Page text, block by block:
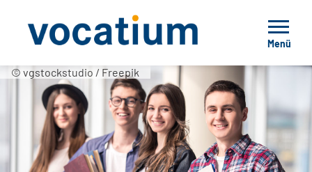
Menü
© vgstockstudio / Freepik